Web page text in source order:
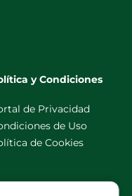
y Condiciones
de Privacidad
de Uso
de Cookies